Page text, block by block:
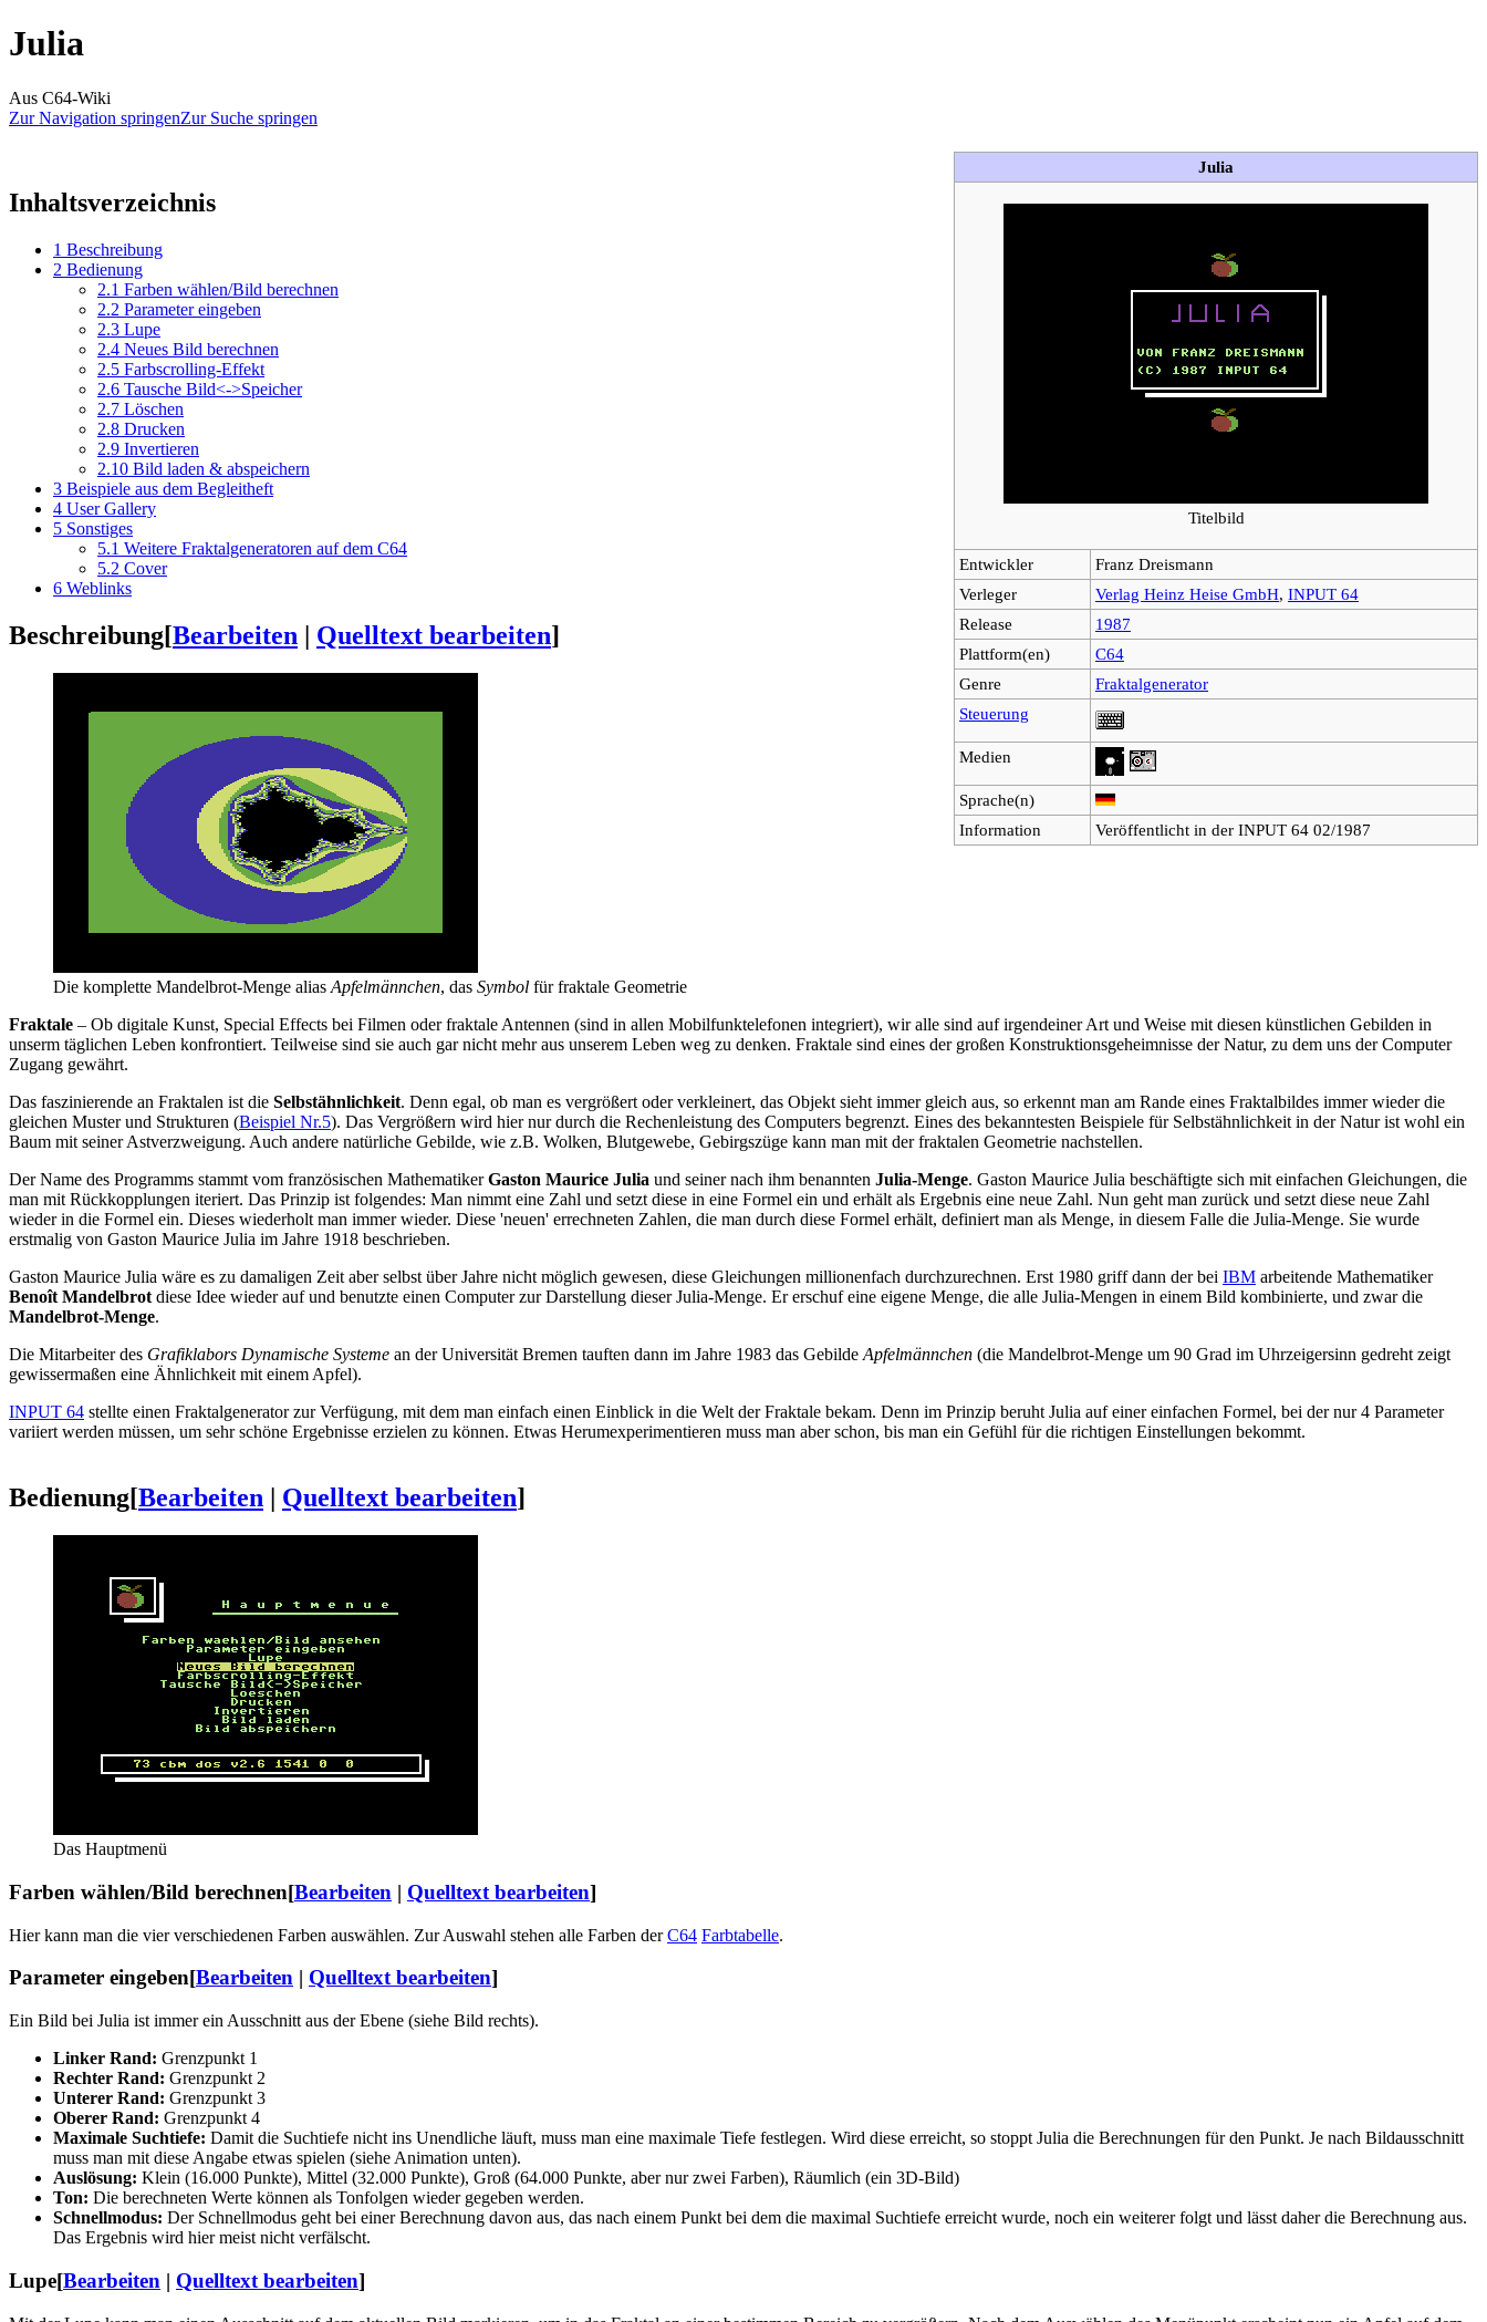
Julia
Aus C64-Wiki
Zur Navigation springenZur Suche springen
Julia
Titelbild
Entwickler
Franz Dreismann
Verleger
Verlag Heinz Heise GmbH, INPUT 64
Release
1987
Plattform(en)
C64
Genre
Fraktalgenerator
Steuerung
Medien
Sprache(n)
Information
Veröffentlicht in der INPUT 64 02/1987
Inhaltsverzeichnis
1 Beschreibung
2 Bedienung
2.1 Farben wählen/Bild berechnen
2.2 Parameter eingeben
2.3 Lupe
2.4 Neues Bild berechnen
2.5 Farbscrolling-Effekt
2.6 Tausche Bild<->Speicher
2.7 Löschen
2.8 Drucken
2.9 Invertieren
2.10 Bild laden & abspeichern
3 Beispiele aus dem Begleitheft
4 User Gallery
5 Sonstiges
5.1 Weitere Fraktalgeneratoren auf dem C64
5.2 Cover
6 Weblinks
Beschreibung[Bearbeiten | Quelltext bearbeiten]
Die komplette Mandelbrot-Menge alias Apfelmännchen, das Symbol für fraktale Geometrie
Fraktale – Ob digitale Kunst, Special Effects bei Filmen oder fraktale Antennen (sind in allen Mobilfunktelefonen integriert), wir alle sind auf irgendeiner Art und Weise mit diesen künstlichen Gebilden in
unserm täglichen Leben konfrontiert. Teilweise sind sie auch gar nicht mehr aus unserem Leben weg zu denken. Fraktale sind eines der großen Konstruktionsgeheimnisse der Natur, zu dem uns der Computer
Zugang gewährt.
Das faszinierende an Fraktalen ist die Selbstähnlichkeit. Denn egal, ob man es vergrößert oder verkleinert, das Objekt sieht immer gleich aus, so erkennt man am Rande eines Fraktalbildes immer wieder die
gleichen Muster und Strukturen (Beispiel Nr.5). Das Vergrößern wird hier nur durch die Rechenleistung des Computers begrenzt. Eines des bekanntesten Beispiele für Selbstähnlichkeit in der Natur ist wohl ein
Baum mit seiner Astverzweigung. Auch andere natürliche Gebilde, wie z.B. Wolken, Blutgewebe, Gebirgszüge kann man mit der fraktalen Geometrie nachstellen.
Der Name des Programms stammt vom französischen MathematikerGaston Maurice Julia und seiner nach ihm benannten Julia-Menge. Gaston Maurice Julia beschäftigte sich mit einfachen Gleichungen, die
man mit Rückkopplungen iteriert. Das Prinzip ist folgendes: Man nimmt eine Zahl und setzt diese in eine Formel ein und erhält als Ergebnis eine neue Zahl. Nun geht man zurück und setzt diese neue Zahl
wieder in die Formel ein. Dieses wiederholt man immer wieder. Diese 'neuen' errechneten Zahlen, die man durch diese Formel erhält, definiert man als Menge, in diesem Falle die Julia-Menge. Sie wurde
erstmalig von Gaston Maurice Julia im Jahre 1918 beschrieben.
Gaston Maurice Julia wäre es zu damaligen Zeit aber selbst über Jahre nicht möglich gewesen, diese Gleichungen millionenfach durchzurechnen. Erst 1980 griff dann der bei IBM arbeitende Mathematiker
Benoît Mandelbrot diese Idee wieder auf und benutzte einen Computer zur Darstellung dieser Julia-Menge. Er erschuf eine eigene Menge, die alle Julia-Mengen in einem Bild kombinierte, und zwar die
Mandelbrot-Menge.
Die Mitarbeiter des Grafiklabors Dynamische Systeme an der Universität Bremen tauften dann im Jahre 1983 das Gebilde Apfelmännchen (die Mandelbrot-Menge um 90 Grad im Uhrzeigersinn gedreht zeigt
gewissermaßen eine Ähnlichkeit mit einem Apfel).
INPUT 64 stellte einen Fraktalgenerator zur Verfügung, mit dem man einfach einen Einblick in die Welt der Fraktale bekam. Denn im Prinzip beruht Julia auf einer einfachen Formel, bei der nur 4 Parameter
variiert werden müssen, um sehr schöne Ergebnisse erzielen zu können. Etwas Herumexperimentieren muss man aber schon, bis man ein Gefühl für die richtigen Einstellungen bekommt.
Bedienung[Bearbeiten Quelltext bearbeiten]
Das Hauptmenü
Farben wählen/Bild berechnen[Bearbeiten | Quelltext bearbeiten]
Hier kann man die vier verschiedenen Farben auswählen. Zur Auswahl stehen alle Farben derC64 Farbtabelle.
Parameter eingeben[Bearbeiten | Quelltext bearbeiten]
Ein Bild bei Julia ist immer ein Ausschnitt aus der Ebene (siehe Bild rechts).
Linker Rand: Grenzpunkt 1
Rechter Rand: Grenzpunkt 2
Unterer Rand: Grenzpunkt 3
Oberer Rand: Grenzpunkt 4
Maximale Suchtiefe: Damit die Suchtiefe nicht ins Unendliche läuft, muss man eine maximale Tiefe festlegen. Wird diese erreicht, so stoppt Julia die Berechnungen für den Punkt. Je nach Bildausschnitt
muss man mit diese Angabe etwas spielen (siehe Animation unten).
Auslösung: Klein (16.000 Punkte), Mittel (32.000 Punkte), Groß (64.000 Punkte, aber nur zwei Farben), Räumlich (ein 3D-Bild)
Ton: Die berechneten Werte können als Tonfolgen wieder gegeben werden.
Schnellmodus: Der Schnellmodus geht bei einer Berechnung davon aus, das nach einem Punkt bei dem die maximal Suchtiefe erreicht wurde, noch ein weiterer folgt und lässt daher die Berechnung aus.
Das Ergebnis wird hier meist nicht verfälscht.
Lupe[Bearbeiten | Quelltext bearbeiten]